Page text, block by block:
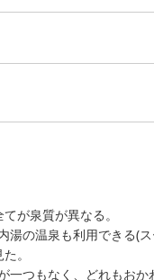
が泉質が異なる。
の温泉も利用できる(ス
。
つもなく、どれもおか